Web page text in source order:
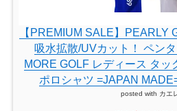
【PREMIUM SALE】PEARLY
吸水拡散/UVカット！ ペン
MORE GOLF レディース タッ
ポロシャツ =JAPAN
posted with カエ